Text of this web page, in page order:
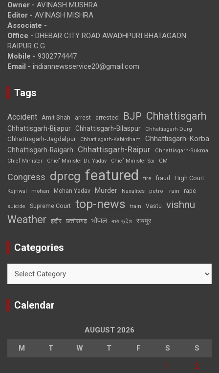
Owner - AVINASH MUSHRA
Editor - AVINASH MISHRA
Associate -
Office - DHEBAR CITY ROAD AWADHPURI BHATAGAON
RAIPUR C.G.
Mobile - 9302774447
Email - indiannewsservice20@gmail.com
Tags
Accident Amit Shah arrest arrested BJP Chhattisgarh
Chhattisgarh-Bijapur Chhattisgarh-Bilaspur Chhattisgarh-Durg
Chhattisgarh-Jagdalpur Chhattisgarh-Kabirdham Chhattisgarh-Korba
Chhattisgarh-Raigarh Chhattisgarh-Raipur
Chhattisgarh-Sukma
Chief Minister
Chief Minister Dr. Yadav Chief Minister Sai CM
Congress dprcg featured fire fraud High Court
Kejriwal mohan Mohan Yadav Murder Naxalites petrol rain rape
suicide Supreme Court top-news train Vastu vishnu
Weather इंदौर छत्तीसगढ़ भोपाल मध्य प्रदेश रायपुर
Categories
Calendar
AUGUST 2026
M T W T F S S
1 2